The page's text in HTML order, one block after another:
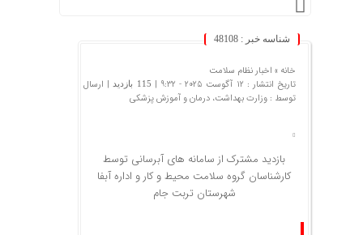
شناسه خبر : 48108
خانه » اخبار نظام سلامت
تاریخ انتشار : 12 آگوست 2025 - 9:32 |
115 بازدید
| ارسال
توسط : وزارت بهداشت، درمان و آموزش پزشکی
بازدید مشترک از سامانه های آبرسانی توسط
کارشناسان گروه سلامت محیط و کار و اداره آبفا
شهرستان تربت جام